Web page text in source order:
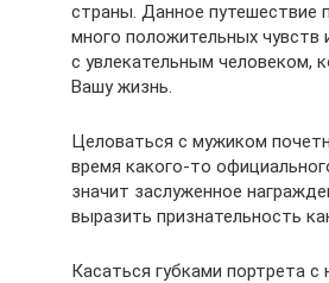
страны. Данное путешествие
много положительных чувств
с увлекательным человеком,
Вашу жизнь.
Целоваться с мужиком
время какого-то
значит заслуженное
выразить признательность
Касаться губками портрета